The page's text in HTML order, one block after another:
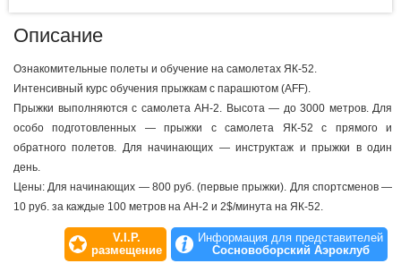
Описание
Ознакомительные полеты и обучение на самолетах ЯК-52.
Интенсивный курс обучения прыжкам с парашютом (AFF).
Прыжки выполняются с самолета АН-2. Высота — до 3000 метров. Для
особо подготовленных — прыжки с самолета ЯК-52 с прямого и
обратного полетов. Для начинающих — инструктаж и прыжки в один
день.
Цены: Для начинающих — 800 руб. (первые прыжки). Для спортсменов —
10 руб. за каждые 100 метров на АН-2 и 2$/минута на ЯК-52.
V.I.P.
размещение
Информация для представителей
Сосновоборский Аэроклуб